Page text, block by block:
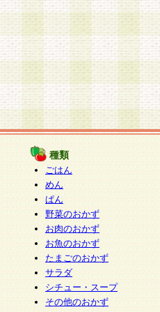
種類
ごはん
めん
ぱん
野菜のおかず
お肉のおかず
お魚のおかず
たまごのおかず
サラダ
シチュー・スープ
その他のおかず